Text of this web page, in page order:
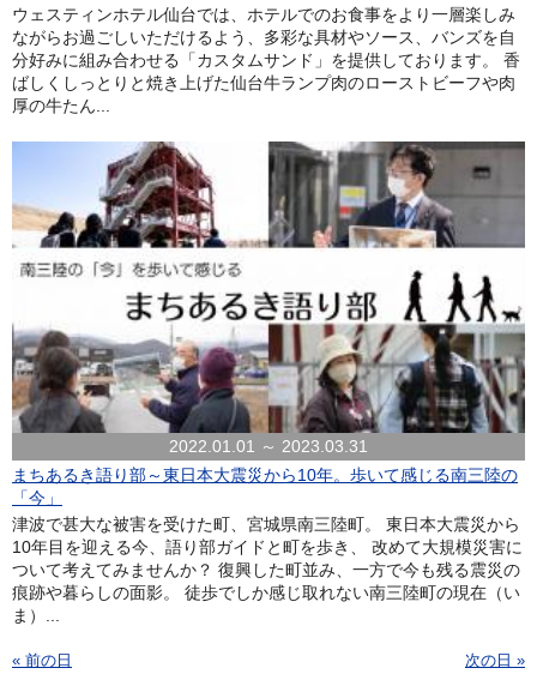
ウェスティンホテル仙台では、ホテルでのお食事をより一層楽しみ
ながらお過ごしいただけるよう、多彩な具材やソース、バンズを自
分好みに組み合わせる「カスタムサンド」を提供しております。 香
ばしくしっとりと焼き上げた仙台牛ランプ肉のローストビーフや肉
厚の牛たん...
2022.01.01 ～ 2023.03.31
まちあるき語り部～東日本大震災から10年。歩いて感じる南三陸の
「今」
津波で甚大な被害を受けた町、宮城県南三陸町。 東日本大震災から
10年目を迎える今、語り部ガイドと町を歩き、 改めて大規模災害に
ついて考えてみませんか？ 復興した町並み、一方で今も残る震災の
痕跡や暮らしの面影。 徒歩でしか感じ取れない南三陸町の現在（い
ま）...
« 前の日 次の日 »